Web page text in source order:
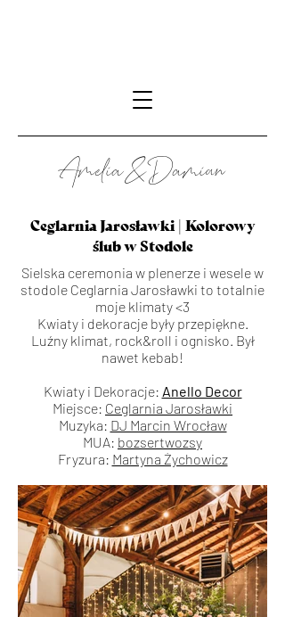
Amelia&Damian
Ceglarnia Jarosławki | Kolorowy
ślub w Stodole
Sielska ceremonia w plenerze i wesele w
stodole Ceglarnia Jarosławki to totalnie
moje klimaty <3
Kwiaty i dekoracje były przepiękne.
Luźny klimat, rock&roll i ognisko. Był
nawet kebab!
Kwiaty i Dekoracje: Anello Decor
Miejsce: Ceglarnia Jarosławki
Muzyka: DJ Marcin Wrocław
MUA: bozsertwozsy
Fryzura: Martyna Żychowicz